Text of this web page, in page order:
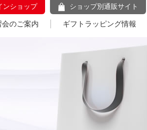
ンショップ ショップ別通販サイト
会のご案内 ギフトラッピング情報